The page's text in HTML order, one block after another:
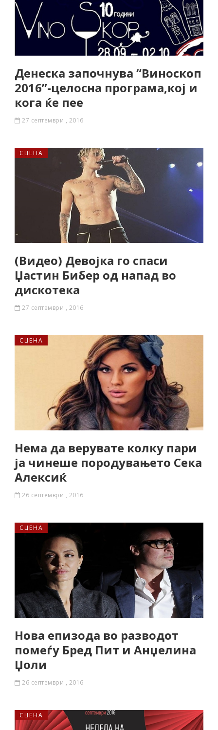
Денеска започнува “Виноскоп
2016”-целосна програма,кој и
кога ќе пее
27 септември , 2016
СЦЕНА
(Видео) Девојка го спаси
Џастин Бибер од напад во
дискотека
27 септември , 2016
СЦЕНА
Нема да верувате колку пари
ја чинеше породувањето Сека
Алексиќ
26 септември , 2016
СЦЕНА
Нова епизода во разводот
помеѓу Бред Пит и Анџелина
Џоли
26 септември , 2016
СЦЕНА